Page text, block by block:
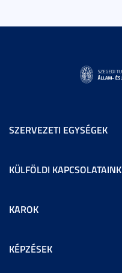
SZERVEZETI EGYSÉGEK
KÜLFÖLDI KAPCSOLATAINK
KAROK
KÉPZÉSEK